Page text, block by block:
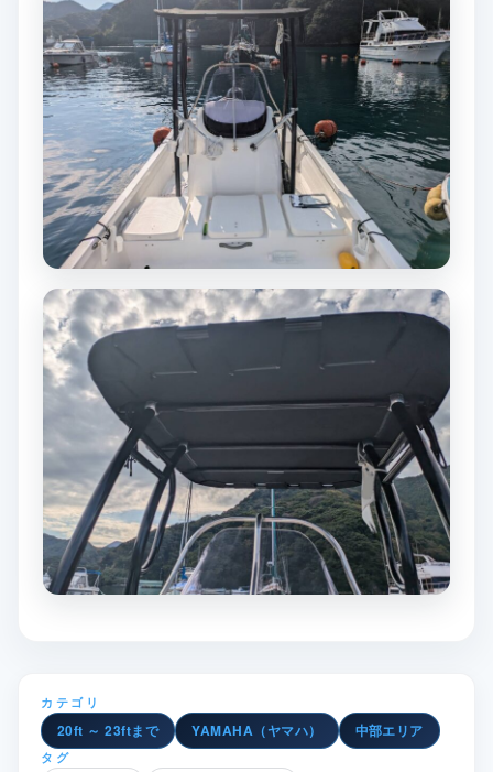
カテゴリ
20ft ～ 23ftまで YAMAHA（ヤマハ） 中部エリア
タグ